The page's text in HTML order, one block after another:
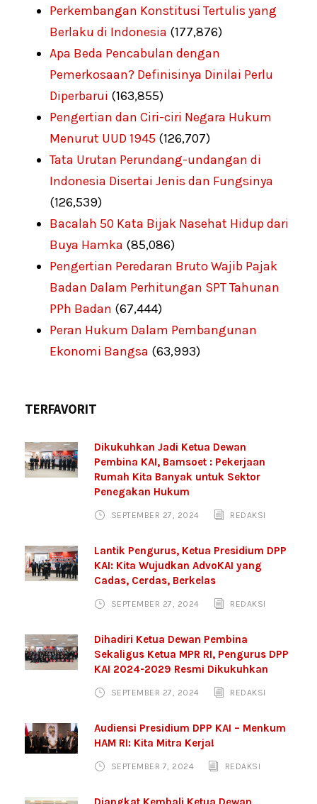
Perkembangan Konstitusi Tertulis yang
Berlaku di Indonesia (177,876)
Apa Beda Pencabulan dengan
Pemerkosaan? Definisinya Dinilai Perlu
Diperbarui (163,855)
Pengertian dan Ciri-ciri Negara Hukum
Menurut UUD 1945 (126,707)
Tata Urutan Perundang-undangan di
Indonesia Disertai Jenis dan Fungsinya
(126,539)
Bacalah 50 Kata Bijak Nasehat Hidup dari
Buya Hamka (85,086)
Pengertian Peredaran Bruto Wajib Pajak
Badan Dalam Perhitungan SPT Tahunan
PPh Badan (67,444)
Peran Hukum Dalam Pembangunan
Ekonomi Bangsa (63,993)
TERFAVORIT
Dikukuhkan Jadi Ketua Dewan
Pembina KAI, Bamsoet : Pekerjaan
Rumah Kita Banyak untuk Sektor
Penegakan Hukum
SEPTEMBER 27, 2024 REDAKSI
Lantik Pengurus, Ketua Presidium DPP
KAI: Kita Wujudkan AdvoKAI yang
Cadas, Cerdas, Berkelas
SEPTEMBER 27, 2024 REDAKSI
Dihadiri Ketua Dewan Pembina
Sekaligus Ketua MPR RI, Pengurus DPP
KAI 2024-2029 Resmi Dikukuhkan
SEPTEMBER 27, 2024 REDAKSI
Audiensi Presidium DPP KAI – Menkum
HAM RI: Kita Mitra Kerja!
SEPTEMBER 7, 2024 REDAKSI